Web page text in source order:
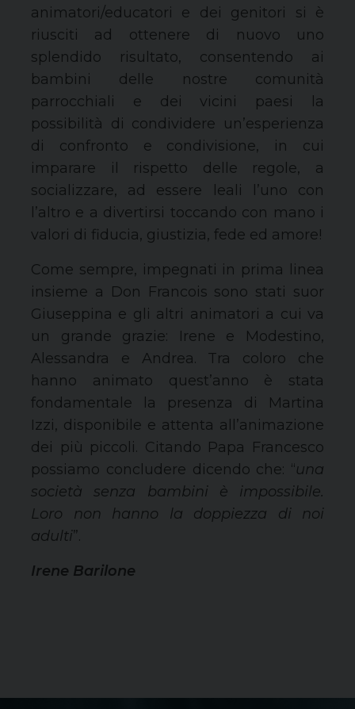
animatori/educatori e dei genitori si è
riusciti ad ottenere di nuovo uno
splendido risultato, consentendo ai
bambini delle nostre comunità
parrocchiali e dei vicini paesi la
possibilità di condividere un’esperienza
di confronto e condivisione, in cui
imparare il rispetto delle regole, a
socializzare, ad essere leali l’uno con
l’altro e a divertirsi toccando con mano i
valori di fiducia, giustizia, fede ed amore!
Come sempre, impegnati in prima linea
insieme a Don Francois sono stati suor
Giuseppina e gli altri animatori a cui va
un grande grazie: Irene e Modestino,
Alessandra e Andrea. Tra coloro che
hanno animato quest’anno è stata
fondamentale la presenza di Martina
Izzi, disponibile e attenta all’animazione
dei più piccoli. Citando Papa Francesco
possiamo concludere dicendo che: “una
società senza bambini è impossibile.
Loro non hanno la doppiezza di noi
adulti”.
Irene Barilone